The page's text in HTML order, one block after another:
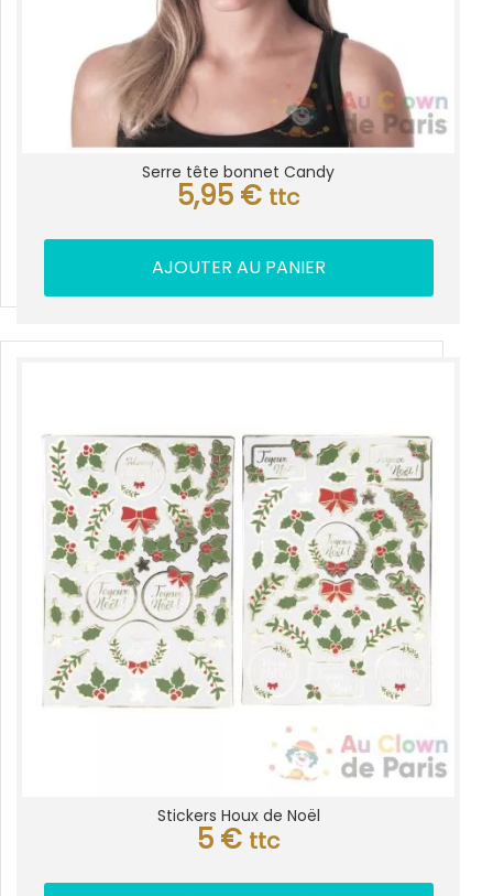
Serre tête bonnet Candy
5,95 € ttc
AJOUTER AU PANIER
Stickers Houx de Noël
5 € ttc